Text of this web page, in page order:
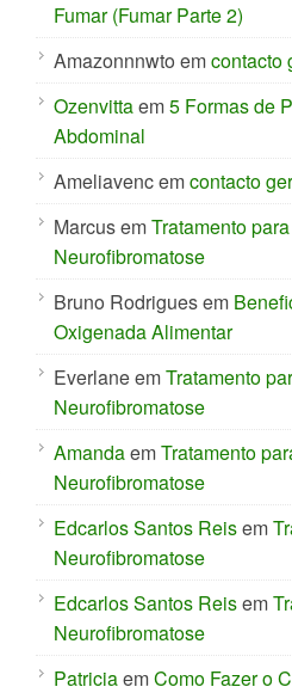
Fumar (Fumar Parte 2)
Amazonnnwto emcontacto
Ozenvittaem5 Formas de
Abdominal
Ameliavencemcontacto
MarcusemTratamento para
Neurofibromatose
Bruno Rodriguesem
Oxigenada Alimentar
EverlaneemTratamento
Neurofibromatose
AmandaemTratamento
Neurofibromatose
Edcarlos Santos Reisem
Neurofibromatose
Edcarlos Santos Reisem
Neurofibromatose
PatriciaemComo Fazer o